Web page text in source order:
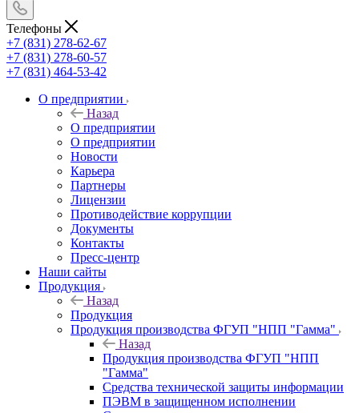
Телефоны
+7 (831) 278-62-67
+7 (831) 278-60-57
+7 (831) 464-53-42
О предприятии
Назад
О предприятии
О предприятии
Новости
Карьера
Партнеры
Лицензии
Противодействие коррупции
Документы
Контакты
Пресс-центр
Наши сайты
Продукция
Назад
Продукция
Продукция производства ФГУП "НПП "Гамма"
Назад
Продукция производства ФГУП "НПП
"Гамма"
Средства технической защиты информации
ПЭВМ в защищенном исполнении